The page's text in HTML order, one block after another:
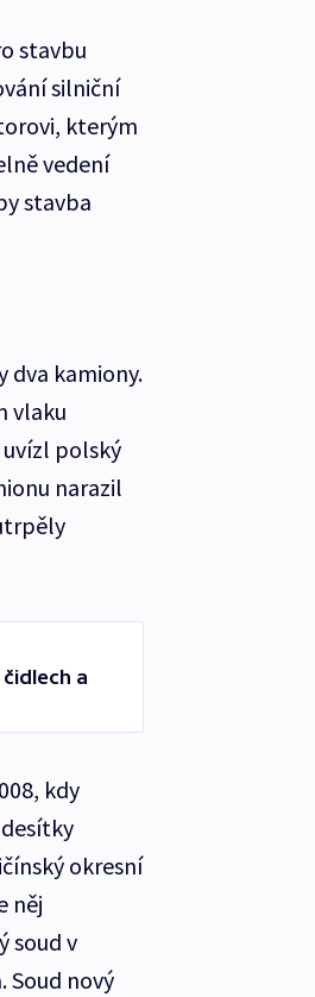
stavbu
silniční
kterým
vedení
stavba
dva kamiony.
vlaku
polský
narazil
a
kdy
okresní
něj
soud v
Soud nový